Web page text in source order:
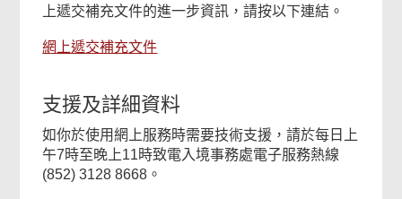
上遞交補充文件的進一步資訊，請按以下連結。
網上遞交補充文件
支援及詳細資料
如你於使用網上服務時需要技術支援，請於每日上
午7時至晚上11時致電入境事務處電子服務熱線
(852) 3128 8668。